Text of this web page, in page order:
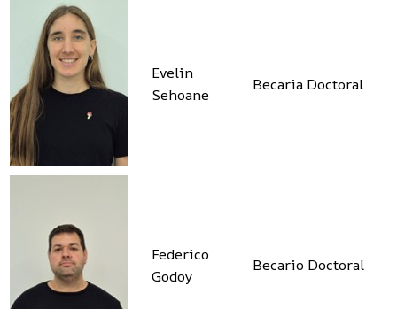
Evelin
Sehoane
Becaria Doctoral
Federico
Godoy
Becario Doctoral